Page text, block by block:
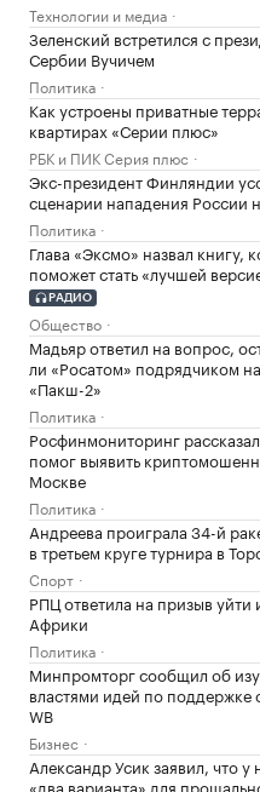
Технологии и медиа
Зеленский встретился с
Сербии Вучичем
Политика
Как устроены приватные
квартирах «Серии плюс»
РБК и ПИК Серия плюс
Экс-президент Финляндии
сценарии нападения России
Политика
Глава «Эксмо» назвал книгу,
поможет стать «лучшей
РАДИО
Общество
Мадьяр ответил на вопрос,
ли «Росатом» подрядчиком на
«Пакш-2»
Политика
Росфинмониторинг
помог выявить
Москве
Политика
Андреева проиграла 34-й
в третьем круге турнира в
Спорт
РПЦ ответила на призыв уйти
Африки
Политика
Минпромторг сообщил об
властями идей по поддержке
WB
Бизнес
Александр Усик заявил, что у
«два варианта» для